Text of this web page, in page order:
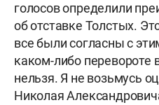
голосов определили
об отставке Толстых.
все были согласны с
каком-либо перевороте
нельзя. Я не возьмусь
Николая